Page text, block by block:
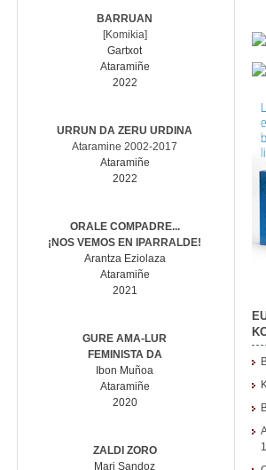
BARRUAN
[Komikia]
Gartxot
Ataramiñe
2022
URRUN DA ZERU URDINA
Ataramine 2002-2017
Ataramiñe
2022
ORALE COMPADRE...
¡NOS VEMOS EN IPARRALDE!
Arantza Eziolaza
Ataramiñe
2021
GURE AMA-LUR
FEMINISTA DA
Ibon Muñoa
Ataramiñe
2020
ZALDI ZORO
Mari Sandoz